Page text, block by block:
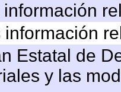
información
Estatal de
y las